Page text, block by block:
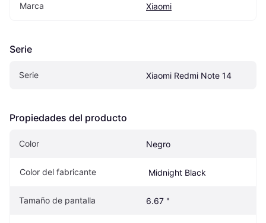
Marca Xiaomi
Serie
Serie Xiaomi Redmi Note 14
Propiedades del producto
Color Negro
Color del fabricante Midnight Black
Tamaño de pantalla 6.67 "